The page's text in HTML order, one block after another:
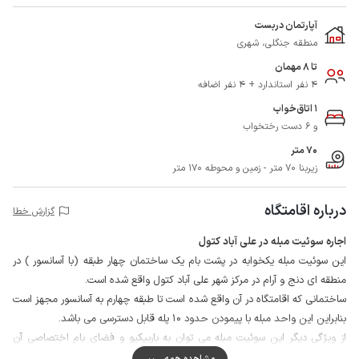
آپارتمان دربست
منطقه جنگلی، شهری
تا 8 مهمان
4 نفر استاندارد + 4 نفر اضافه
1 اتاق‌خواب
و 6 دست رختخواب
70 متر
زیربنا 70 متر - زمین و محوطه 170 متر
درباره اقامتگاه گزارش خطا
اجاره سوئیت مبله در علی آباد کتول
این سوئیت مبله یکخوابه در پشت بام یک ساختمان چهار طبقه (با آسانسور ) در
منطقه ای دنج و آرام در مرکز شهر علی آباد کتول واقع شده است.
ساختمانی که اقامتگاه در آن واقع شده است تا طبقه چهارم به آسانسور مجهز است
بنابراین این واحد مبله با پیمودن حدود 10 پله قابل دسترسی می باشد.
از ویژگی دیگر این سوئیت مبله می توان به باربیکیو و فضای بام اختصاصی آن